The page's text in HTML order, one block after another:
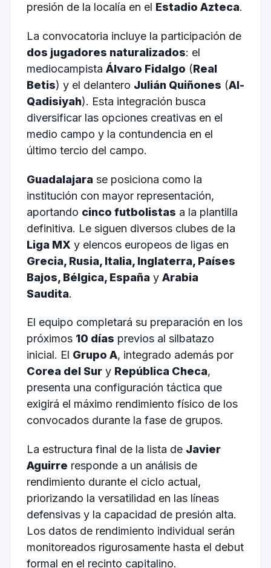
presión de la localía en el Estadio Azteca.
La convocatoria incluye la participación de
dos jugadores naturalizados: el
mediocampista Álvaro Fidalgo (Real
Betis) y el delantero Julián Quiñones (Al-
Qadisiyah). Esta integración busca
diversificar las opciones creativas en el
medio campo y la contundencia en el
último tercio del campo.
Guadalajarase posiciona como la
institución con mayor representación,
aportando cinco futbolistas a la plantilla
definitiva. Le siguen diversos clubes de la
Liga MX y elencos europeos de ligas en
Grecia, Rusia, Italia, Inglaterra, Países
Bajos, Bélgica, Españay Arabia
Saudita.
El equipo completará su preparación en los
próximos 10 días previos al silbatazo
inicial. El Grupo A, integrado además por
Corea del Sury República Checa,
presenta una configuración táctica que
exigirá el máximo rendimiento físico de los
convocados durante la fase de grupos.
La estructura final de la lista de Javier
Aguirre responde a un análisis de
rendimiento durante el ciclo actual,
priorizando la versatilidad en las líneas
defensivas y la capacidad de presión alta.
Los datos de rendimiento individual serán
monitoreados rigurosamente hasta el debut
formal en el recinto capitalino.